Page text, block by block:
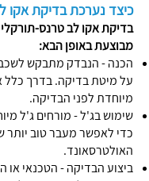
כיצד נערכת בדיקת אקו
בדיקת אקו לב טרנס-
מבוצעת באופן הבא:
הכנה - הנבדק מתבקש
על מיטת בדיקה. בדרך כלל
מיוחדת לפני הבדיקה.
שימוש בג'ל - מורחים ג'ל
כדי לאפשר מעבר טוב יותר
האולטרסאונד.
ביצוע הבדיקה - הטכנאי או